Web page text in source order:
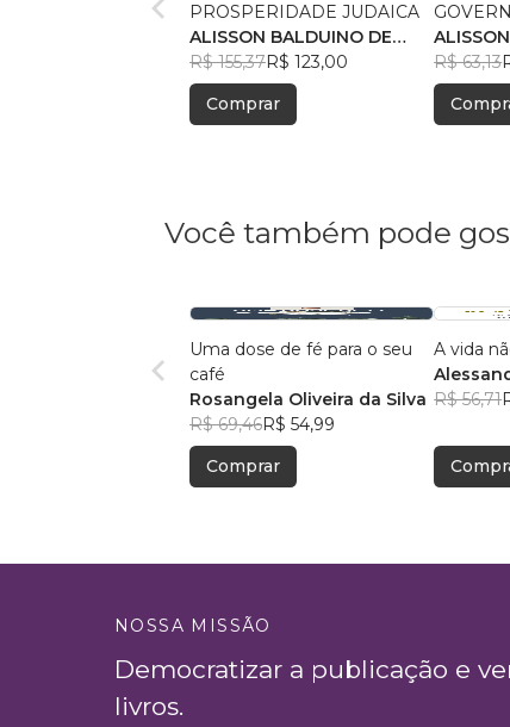
PROSPERIDADE JUDAICA
ALISSON BALDUINO DE
PAULA
R$ 155,37R$ 123,00
Comprar
PAULA
R$ 63,13
Você também pode
Uma dose de fé para o seu
café
Rosangela Oliveira da Silva
R$ 69,46R$ 54,99
Comprar
A vida
R$ 56,71
NOSSA MISSÃO
Democratizar a publicação e
livros.